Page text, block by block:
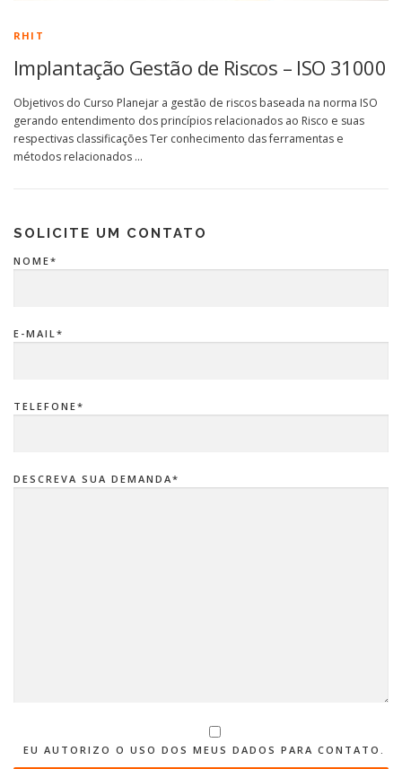
RHIT
Implantação Gestão de Riscos – ISO 31000
Objetivos do Curso Planejar a gestão de riscos baseada na norma ISO
gerando entendimento dos princípios relacionados ao Risco e suas
respectivas classificações Ter conhecimento das ferramentas e
métodos relacionados …
SOLICITE UM CONTATO
NOME*
E-MAIL*
TELEFONE*
DESCREVA SUA DEMANDA*
EU AUTORIZO O USO DOS MEUS DADOS PARA CONTATO.